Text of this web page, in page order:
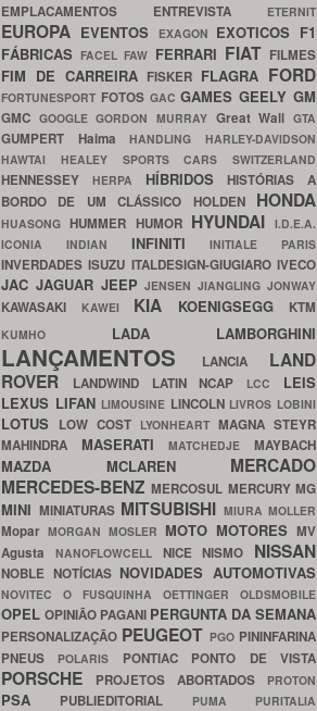
EMPLACAMENTOS ENTREVISTA ETERNIT
EUROPA EVENTOS EXAGON EXOTICOS F1
FÁBRICASFACELFAW FERRARI FIAT FILMES
FIM DE CARREIRA FISKER FLAGRA FORD
FORTUNESPORT FOTOS GACGAMESGEELYGM
GMC GOOGLEGORDON MURRAY Great WallGTA
GUMPERT HaimaHANDLINGHARLEY-DAVIDSON
HAWTAI HEALEY SPORTS CARS SWITZERLAND
HENNESSEY HERPA HÍBRIDOSHISTÓRIAS A
BORDO DE UM CLÁSSICO HOLDEN HONDA
HUASONGHUMMER HUMOR HYUNDAI I.D.E.A.
ICONIA INDIAN INFINITIINITIALE PARIS
INVERDADESISUZU ITALDESIGN-GIUGIAROIVECO
JAC JAGUAR JEEPJENSENJIANGLINGJONWAY
KAWASAKI KAWEI KIA KOENIGSEGG KTM
KUMHO LADA LAMBORGHINI
LANÇAMENTOS LANCIA LAND
ROVER
LANDWIND LATIN NCAP LCC LEIS
LEXUS LIFAN LIMOUSINE LINCOLN LIVROS LOBINI
LOTUS LOW COST LYONHEART MAGNA STEYR
MAHINDRA MASERATIMATCHEDJEMAYBACH
MAZDA MCLAREN MERCADO
MERCEDES-BENZMERCOSUL MERCURYMG
MINI MINIATURAS MITSUBISHI MIURA MOLLER
Mopar MORGAN MOSLER MOTO MOTORES MV
Agusta NANOFLOWCELL NICENISMO NISSAN
NOBLE NOTÍCIAS NOVIDADES AUTOMOTIVAS
NOVITEC O FUSQUINHA OETTINGER OLDSMOBILE
OPEL OPINIÃO PAGANI PERGUNTA DA SEMANA
PERSONALIZAÇÃO PEUGEOT PGO PININFARINA
PNEUS
POLARIS PONTIAC PONTO DE VISTA
PORSCHE PROJETOS ABORTADOS PROTON
PSA PUBLIEDITORIAL PUMA PURITALIA